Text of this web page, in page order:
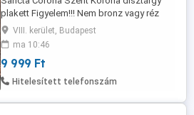
plakett Figyelem!!! Nem bronz vagy réz
hanem bronzírózott alumínium 19 x 13, 5
cm. Hátoldalán falra akasztási lehetőség.
A termékeim között van még hasonló
bronzból. Az ára nem alkuképes.Több
címert is találsz a termékeim között.
VIII. kerület, Budapest
ma 10:46
9 999 Ft
Hitelesített telefonszám